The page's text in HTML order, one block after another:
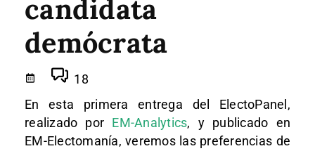
candidata
demócrata
18
En esta primera entrega del ElectoPanel,
realizado por EM-Analytics, y publicado en
EM-Electomanía, veremos las preferencias de